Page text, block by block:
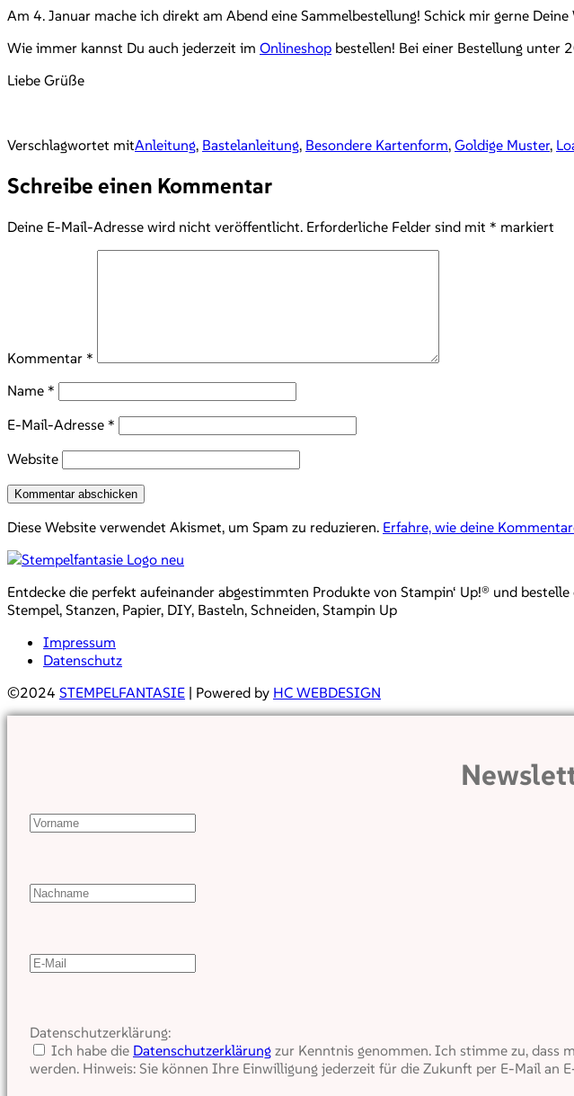
Am 4. Januar mache ich direkt am Abend eine Sammelbestellung! Schick mir gerne
Wie immer kannst Du auch jederzeit im Onlineshop bestellen! Bei einer Bestellung unter
Liebe Grüße
Verschlagwortet mitAnleitung, Bastelanleitung, Besondere Kartenform, Goldige Muster,
Schreibe einen Kommentar
Deine E-Mail-Adresse wird nicht veröffentlicht. Erforderliche Felder sind mit * markiert
Kommentar *
Name *
E-Mail-Adresse *
Website
Diese Website verwendet Akismet, um Spam zu reduzieren. Erfahre, wie deine
Entdecke die perfekt aufeinander abgestimmten Produkte von Stampin‘ Up!® und
Stempel, Stanzen, Papier, DIY, Basteln, Schneiden, Stampin Up
Impressum
Datenschutz
©2024 STEMPELFANTASIE | Powered by HC WEBDESIGN
Datenschutzerklärung:
Ich habe die Datenschutzerklärung zur Kenntnis genommen. Ich stimme zu, dass
werden. Hinweis: Sie können Ihre Einwilligung jederzeit für die Zukunft per E-Mail an